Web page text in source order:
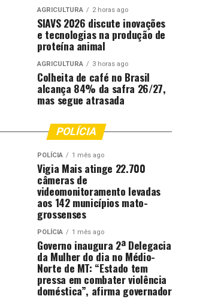
AGRICULTURA 2 horas ago
SIAVS 2026 discute inovações
e tecnologias na produção de
proteína animal
AGRICULTURA 3 horas ago
Colheita de café no Brasil
alcança 84% da safra 26/27,
mas segue atrasada
POLÍCIA
POLÍCIA 1 mês ago
Vigia Mais atinge 22.700
câmeras de
videomonitoramento levadas
aos 142 municípios mato-
grossenses
POLÍCIA 1 mês ago
Governo inaugura 2ª Delegacia
da Mulher do dia no Médio-
Norte de MT: “Estado tem
pressa em combater violência
doméstica”, afirma governador